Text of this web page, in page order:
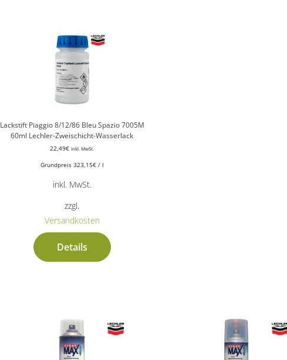
Lackstift Piaggio 8/12/86 Bleu Spazio 7005M
60ml Lechler-Zweischicht-Wasserlack
22,49€ inkl. MwSt.
Grundpreis 323,15€/ l
inkl. MwSt.
zzgl.
Versandkosten
Details